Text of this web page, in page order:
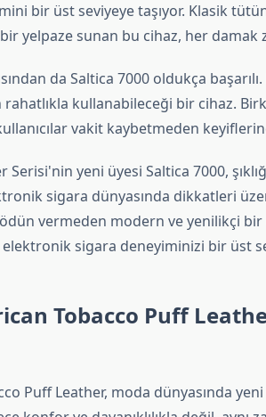
bir üst seviyeye taşıyor. Klasik
yelpaze sunan bu cihaz, her damak
da Saltica 7000 oldukça
rahatlıkla kullanabileceği bir cihaz.
vakit kaybetmeden
yeni üyesi Saltica 7000,
sigara dünyasında dikkatleri
vermeden modern ve yenilikçi bir
sigara deneyiminizi bir üst
Tobacco Puff
Puff Leather, moda dünyasında